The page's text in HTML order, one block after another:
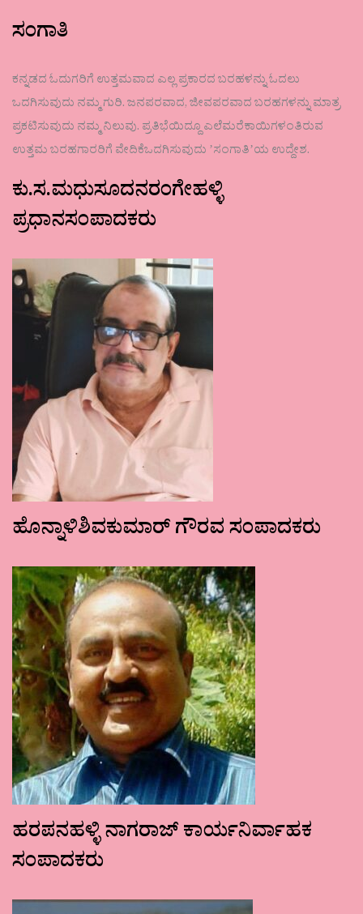
ಸಂಗಾತಿ
ಕನ್ನಡದ ಓದುಗರಿಗೆ ಉತ್ತಮವಾದ ಎಲ್ಲ ಪ್ರಕಾರದ ಬರಹಳನ್ನು ಓದಲು
ಒದಗಿಸುವುದು ನಮ್ಮ ಗುರಿ. ಜನಪರವಾದ, ಜೀವಪರವಾದ ಬರಹಗಳನ್ನು ಮಾತ್ರ
ಪ್ರಕಟಿಸುವುದು ನಮ್ಮ ನಿಲುವು. ಪ್ರತಿಭೆಯಿದ್ದೂ ಎಲೆಮರೆಕಾಯಿಗಳಂತಿರುವ
ಉತ್ತಮ ಬರಹಗಾರರಿಗೆ ವೇದಿಕೆಒದಗಿಸುವುದು ʼಸಂಗಾತಿʼಯ ಉದ್ದೇಶ.
ಕು.ಸ.ಮಧುಸೂದನರಂಗೇಹಳ್ಳಿ
ಪ್ರಧಾನಸಂಪಾದಕರು
ಹೊನ್ನಾಳಿಶಿವಕುಮಾರ್ ಗೌರವ ಸಂಪಾದಕರು
ಹರಪನಹಳ್ಳಿ ನಾಗರಾಜ್ ಕಾರ್ಯನಿರ್ವಾಹಕ
ಸಂಪಾದಕರು